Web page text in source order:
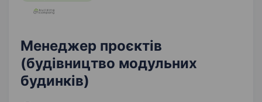
Менеджер проєктів
(будівництво модульних
будинків)